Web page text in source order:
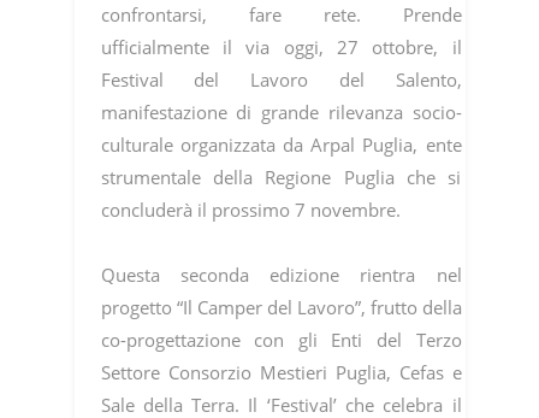
confrontarsi, fare rete. Prende
ufficialmente il via oggi, 27 ottobre, il
Festival del Lavoro del Salento,
manifestazione di grande rilevanza socio-
culturale organizzata da Arpal Puglia, ente
strumentale della Regione Puglia che si
concluderà il prossimo 7 novembre.
Questa seconda edizione rientra nel
progetto “Il Camper del Lavoro”, frutto della
co-progettazione con gli Enti del Terzo
Settore Consorzio Mestieri Puglia, Cefas e
Sale della Terra. Il ‘Festival’ che celebra il